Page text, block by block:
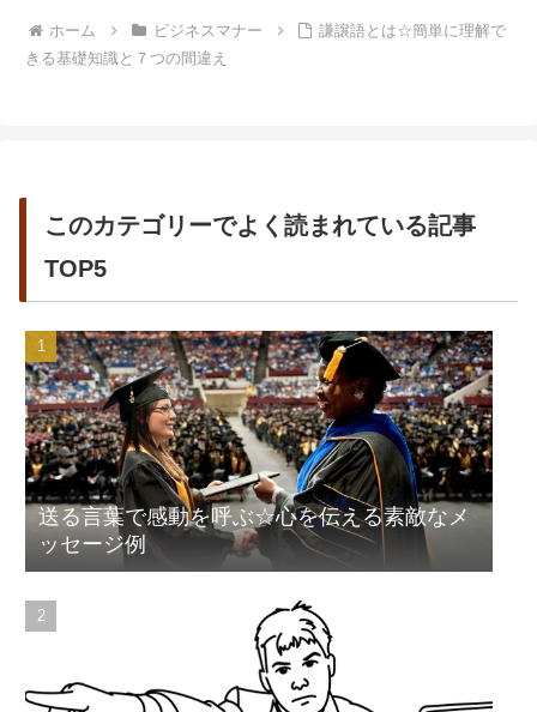
ホーム ビジネスマナー
謙譲語とは☆簡単に理解で
きる基礎知識と７つの間違え
このカテゴリーでよく読まれている記事
TOP5
送る言葉で感動を呼ぶ☆心を伝える素敵なメ
ッセージ例